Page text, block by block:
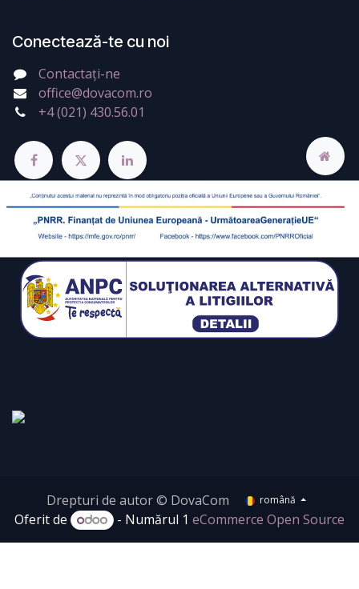
Conectează-te cu noi
Contactați-ne
office@dovacom.ro
+4 (021) 430.56.01
Drepturi de autor © DovaCom română
Oferit de - Numărul 1eCommerce Open Source